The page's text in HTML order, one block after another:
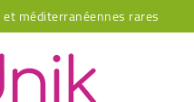
méditerranéennes rares